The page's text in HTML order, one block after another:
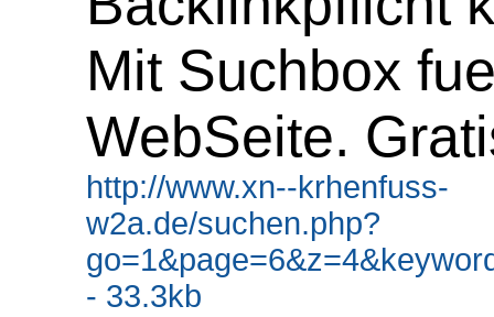
Mit Suchbox
WebSeite.
http://www.xn--krhenfuss-
w2a.de/suchen.php?
- 33.3kb